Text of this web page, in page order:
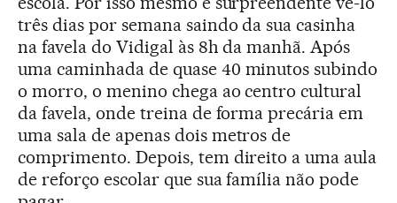
três dias por semana saindo da sua casinha
na favela do Vidigal às 8h da manhã. Após
uma caminhada de quase 40 minutos subindo
o morro, o menino chega ao centro cultural
da favela, onde treina de forma precária em
uma sala de apenas dois metros de
comprimento. Depois, tem direito a uma aula
de reforço escolar que sua família não pode